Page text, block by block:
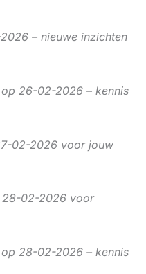
– nieuwe inzichten
26-02-2026 – kennis
02-2026 voor jouw
28-02-2026 voor
28-02-2026 – kennis